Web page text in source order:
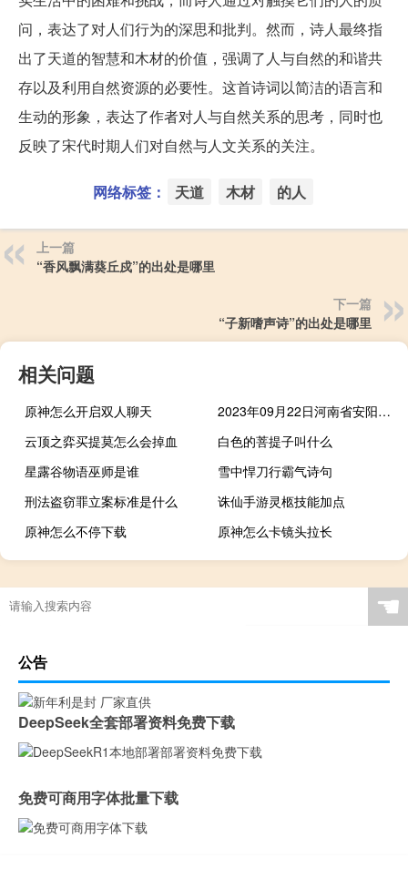
问，表达了对人们行为的深思和批判。然而，诗人最终指
出了天道的智慧和木材的价值，强调了人与自然的和谐共
存以及利用自然资源的必要性。这首诗词以简洁的语言和
生动的形象，表达了作者对人与自然关系的思考，同时也
反映了宋代时期人们对自然与人文关系的关注。
网络标签： 天道 木材 的人
上一篇
“香风飘满葵丘戍”的出处是哪里
下一篇
“子新嗜声诗”的出处是哪里
相关问题
原神怎么开启双人聊天
2023年09月22日河南省安阳市疫情大数据-今日/今天疫情全网搜索最新实时消息动态情况通知播报
云顶之弈买提莫怎么会掉血
白色的菩提子叫什么
星露谷物语巫师是谁
雪中悍刀行霸气诗句
刑法盗窃罪立案标准是什么
诛仙手游灵柩技能加点
原神怎么不停下载
原神怎么卡镜头拉长
☚
公告
DeepSeek全套部署资料免费下载
免费可商用字体批量下载